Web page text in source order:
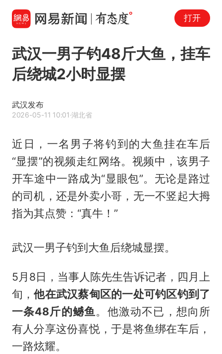
打开
武汉一男子钓48斤大鱼，挂车
后绕城2小时显摆
武汉发布
2026-05-11 10:01·湖北省
近日，一名男子将钓到的大鱼挂在车后
“显摆”的视频走红网络。视频中，该男子
开车途中一路成为“显眼包”。无论是路过
的司机，还是外卖小哥，无一不竖起大拇
指为其点赞：“真牛！”
武汉一男子钓到大鱼后绕城显摆。
5月8日，当事人陈先生告诉记者，四月上
旬，他在武汉蔡甸区的一处可钓区钓到了
一条48斤的鳡鱼 。他激动不已，想向所
有人分享这份喜悦，于是将鱼绑在车后，
一路炫耀。